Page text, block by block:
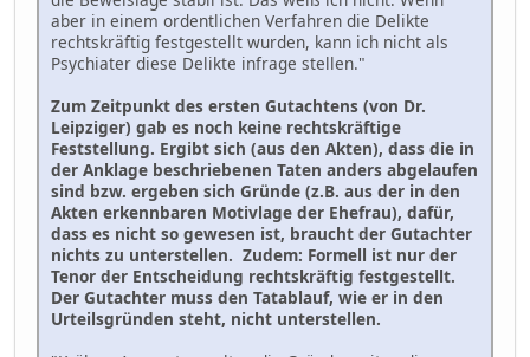
aber in einem ordentlichen Verfahren die Delikte
rechtskräftig festgestellt wurden, kann ich nicht als
Psychiater diese Delikte infrage stellen."
Zum Zeitpunkt des ersten Gutachtens (von Dr.
Leipziger) gab es noch keine rechtskräftige
Feststellung. Ergibt sich (aus den Akten), dass die in
der Anklage beschriebenen Taten anders abgelaufen
sind bzw. ergeben sich Gründe (z.B. aus der in den
Akten erkennbaren Motivlage der Ehefrau), dafür,
dass es nicht so gewesen ist, braucht der Gutachter
nichts zu unterstellen. Zudem: Formell ist nur der
Tenor der Entscheidung rechtskräftig festgestellt.
Der Gutachter muss den Tatablauf, wie er in den
Urteilsgründen steht, nicht unterstellen.